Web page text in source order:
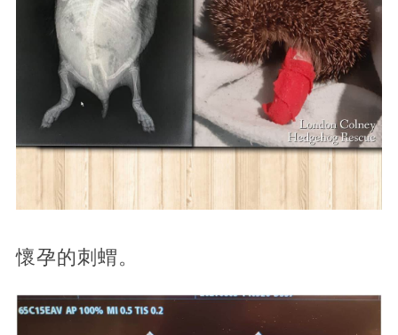
懷孕的刺蝟。